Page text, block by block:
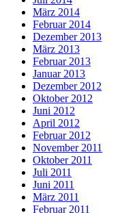
März 2014
Februar 2014
Dezember 2013
März 2013
Februar 2013
Januar 2013
Dezember 2012
Oktober 2012
Juni 2012
April 2012
Februar 2012
November 2011
Oktober 2011
Juli 2011
Juni 2011
März 2011
Februar 2011